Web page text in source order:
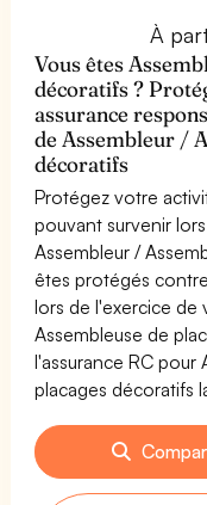
À
Vous êtes
décoratifs ?
assurance
de Assembleur /
décoratifs
Protégez votre
pouvant survenir
Assembleur /
êtes protégés
lors de l'exercice de
Assembleuse de
l'assurance RC pour
placages décoratifs